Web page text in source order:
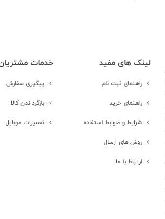
لینک های مفید
راهنمای ثبت نام
راهنمای خرید
شرایط و ضوابط استفاده
روش های ارسال
ارتباط با ما
خدمات
پیگیری سفارش
بازگرداندن کالا
تعمیرات موبایل